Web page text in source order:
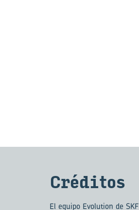
Cré­di­tos
El equipo Evolution de SKF